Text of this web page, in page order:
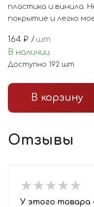
пластика и винила.
покрытие и легко
164 ₽ / шт
В наличии
Доступно 192 шт
В корзину
Отзывы
★★★★★
★★★★★
У этого